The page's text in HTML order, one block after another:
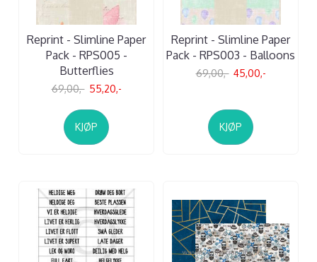
Reprint - Slimline Paper
Pack - RPS005 -
Butterflies
69,00,- 55,20,-
KJØP
Reprint - Slimline Paper
Pack - RPS003 - Balloons
69,00,- 45,00,-
KJØP